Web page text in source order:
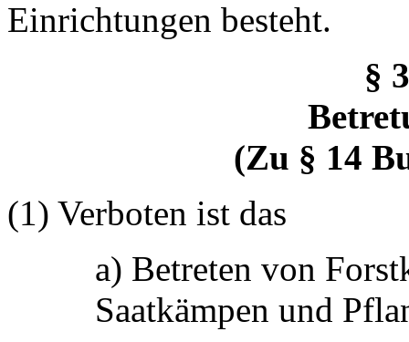
Einrichtungen besteht.
§
(Zu § 14
(1) Verboten ist das
a) Betreten von
Saatkämpen und